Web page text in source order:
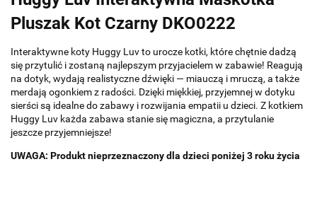
Pluszak Kot Czarny DKO0222
Interaktywne koty Huggy Luv to urocze kotki, które chętnie dadzą
się przytulić i zostaną najlepszym przyjacielem w zabawie! Reagują
na dotyk, wydają realistyczne dźwięki — miauczą i mruczą, a także
merdają ogonkiem z radości. Dzięki miękkiej, przyjemnej w dotyku
sierści są idealne do zabawy i rozwijania empatii u dzieci. Z kotkiem
Huggy Luv każda zabawa stanie się magiczna, a przytulanie
jeszcze przyjemniejsze!
UWAGA: Produkt nieprzeznaczony dla dzieci poniżej 3 roku życia